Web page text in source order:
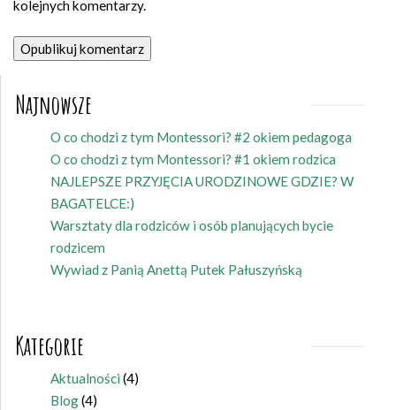
kolejnych komentarzy.
Najnowsze
O co chodzi z tym Montessori? #2 okiem pedagoga
O co chodzi z tym Montessori? #1 okiem rodzica
NAJLEPSZE PRZYJĘCIA URODZINOWE GDZIE? W
BAGATELCE:)
Warsztaty dla rodziców i osób planujących bycie
rodzicem
Wywiad z Panią Anettą Putek Pałuszyńską
Kategorie
Aktualności(4)
Blog(4)